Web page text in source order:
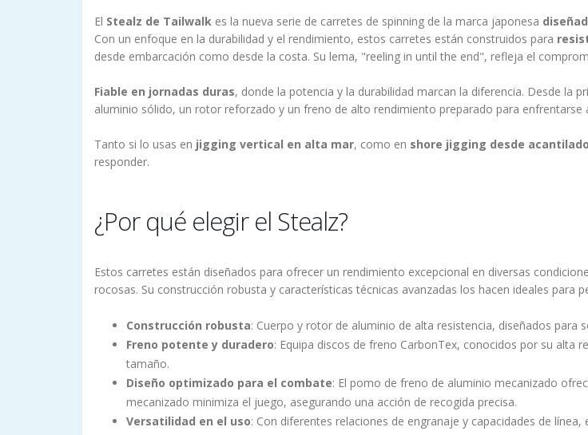
El Stealz de Tailwalk es la nueva serie de carretes de spinning de la marca japonesa
Con un enfoque en la durabilidad y el rendimiento, estos carretes están construidos para
desde embarcación como desde la costa. Su lema, "reeling in until the end", refleja el
Fiable en jornadas duras, donde la potencia y la durabilidad marcan la diferencia. Desde la
aluminio sólido, un rotor reforzado y un freno de alto rendimiento preparado para
Tanto si lo usas en jigging vertical en alta mar, como en shore jigging desde
responder.
¿Por qué elegir el Stealz?
Estos carretes están diseñados para ofrecer un rendimiento excepcional en diversas
rocosas. Su construcción robusta y características técnicas avanzadas los hacen ideales para
Construcción robusta: Cuerpo y rotor de aluminio de alta resistencia, diseñados para
Freno potente y duradero: Equipa discos de freno CarbonTex, conocidos por su alta
tamaño.
Diseño optimizado para el combate: El pomo de freno de aluminio mecanizado
mecanizado minimiza el juego, asegurando una acción de recogida precisa.
Versatilidad en el uso: Con diferentes relaciones de engranaje y capacidades de